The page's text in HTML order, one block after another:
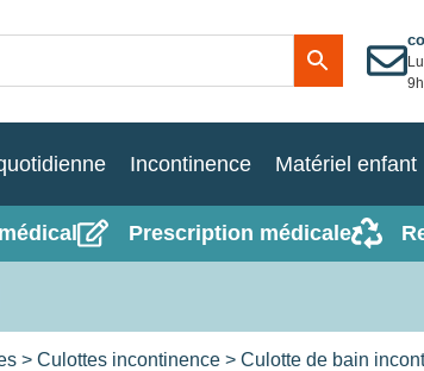
Incontinence Matériel enfant
Prescription médicale
> Culottes incontinence > Culotte de bain